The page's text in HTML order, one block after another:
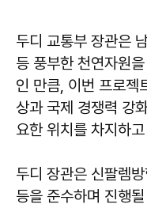
두디 교통부 장관은
등 풍부한 천연자원
인 만큼, 이번 프로젝
상과 국제 경쟁력 강
요한 위치를 차지하
두디 장관은 신팔렘
등을 준수하며 진행